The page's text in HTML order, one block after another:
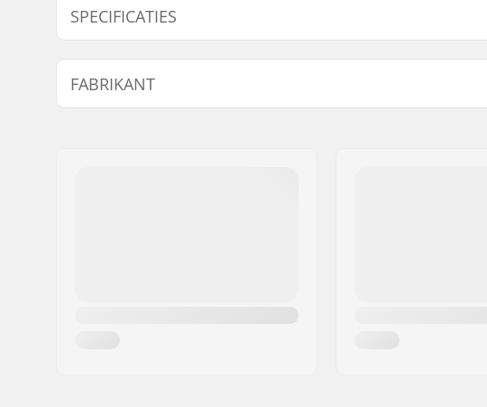
SPECIFICATIES
BMX Discipline:
Freestyle BMX
Velg Materiaal:
BMX Wiel:
Front
FABRIKANT